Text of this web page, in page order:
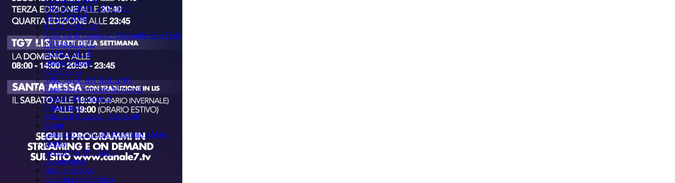
PRODUZIONI - EVENTI
RELAZIONI
TG7 LIS SPORT
Sulla via di Emmaus - Domande sulla Fede
INFOSALUTE
RADIO ELLE
Buona Visione
CIVICO 74
SPECIALE BIT MILANO
Consiglio Comunale Monopoli
Civico 74 Edizione 2
Primo piano
Musica d'Attracco - Spettacoli
Zoom
Consiglio Comunale Polignano a Mare
Replay
Accademia TV Talent
Documentari
Back to School
In cucina con Cristina